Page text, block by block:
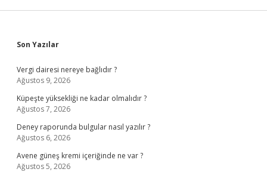
Sidebar
Son Yazılar
Vergi dairesi nereye bağlıdır ?
Ağustos 9, 2026
Küpeşte yüksekliği ne kadar olmalıdır ?
Ağustos 7, 2026
Deney raporunda bulgular nasıl yazılır ?
Ağustos 6, 2026
Avene güneş kremi içeriğinde ne var ?
Ağustos 5, 2026